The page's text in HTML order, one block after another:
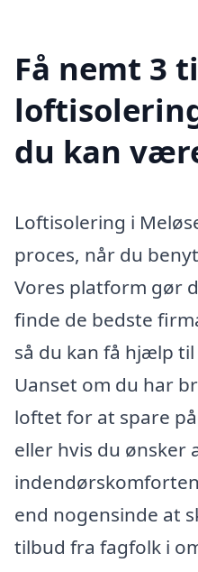
Få nemt 3
du kan
Loftisolering i
proces, når du
Vores platform gør
finde de bedste
så du kan få hjælp
Uanset om du har
loftet for at spare
eller hvis du ønsker
end nogensinde at
tilbud fra fagfolk i